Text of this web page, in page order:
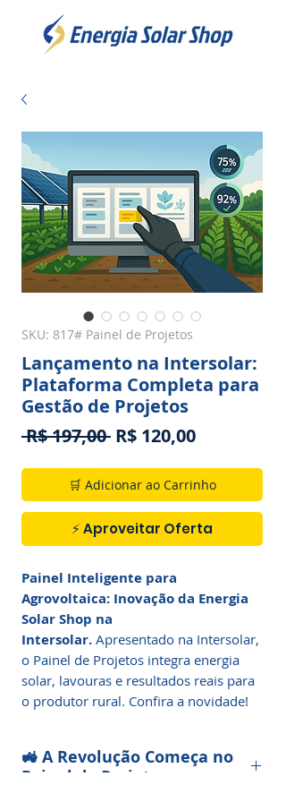
SKU: 817# Painel de Projetos
Lançamento na Intersolar:
Plataforma Completa para
Gestão de Projetos
R$ 197,00 Preço
R$ 120,00Preço
🛒 Adicionar ao Carrinho
⚡ Aproveitar Oferta
Painel Inteligente para
Agrovoltaica: Inovação da Energia
Solar Shop na
Intersolar. Apresentado na Intersolar,
o Painel de Projetos integra energia
solar, lavouras e resultados reais para
o produtor rural. Confira a novidade!
🚜 A Revolução Começa no
Painel de Projetos